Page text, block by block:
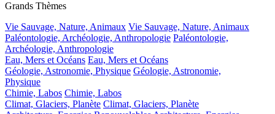
Grands Thèmes
Vie Sauvage, Nature, Animaux Vie Sauvage, Nature, Animaux
Paléontologie, Archéologie, Anthropologie Paléontologie,
Archéologie, Anthropologie
Eau, Mers et Océans Eau, Mers et Océans
Géologie, Astronomie, Physique Géologie, Astronomie,
Physique
Chimie, Labos Chimie, Labos
Climat, Glaciers, Planète Climat, Glaciers, Planète